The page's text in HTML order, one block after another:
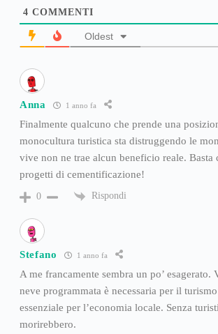
4 COMMENTI
Oldest
Anna 1 anno fa
Finalmente qualcuno che prende una
monocultura turistica sta distruggendo le
vive non ne trae alcun beneficio reale. Basta
progetti di cementificazione!
0 Rispondi
Stefano 1 anno fa
A me francamente sembra un po’ esagerato.
neve programmata è necessaria per il
essenziale per l’economia locale. Senza
morirebbero.